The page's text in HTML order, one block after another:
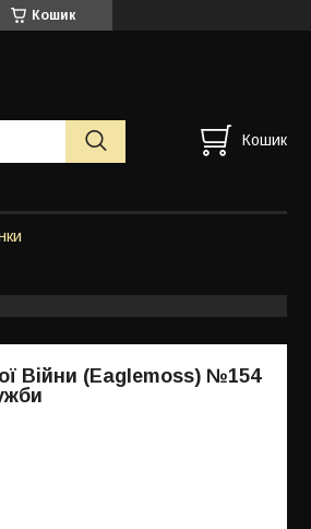
Кошик
Кошик
Війни (Eaglemoss) №154